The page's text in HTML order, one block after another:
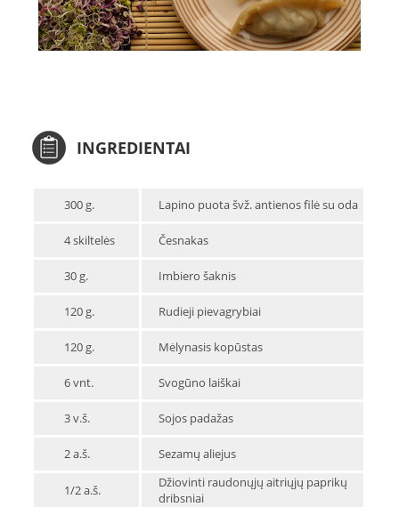
INGREDIENTAI
300 g. Lapino puota švž. antienos filė su oda
4 skiltelės Česnakas
30 g. Imbiero šaknis
120 g. Rudieji pievagrybiai
120 g. Mėlynasis kopūstas
6 vnt. Svogūno laiškai
3 v.š. Sojos padažas
2 a.š. Sezamų aliejus
1/2 a.š.
Džiovinti raudonųjų aitriųjų paprikų
dribsniai